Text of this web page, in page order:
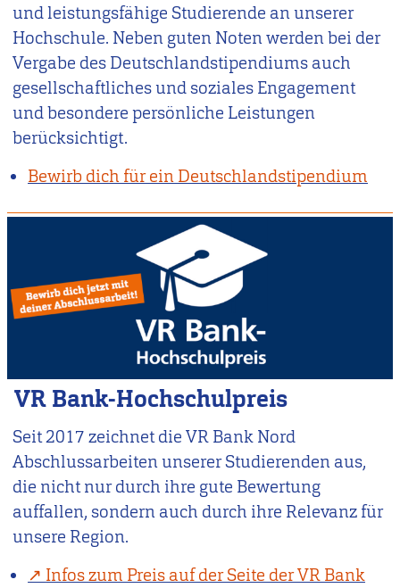
und leistungsfähige Studierende an unserer
Hochschule. Neben guten Noten werden bei der
Vergabe des Deutschlandstipendiums auch
gesellschaftliches und soziales Engagement
und besondere persönliche Leistungen
berücksichtigt.
Bewirb dich für ein Deutschlandstipendium
VR Bank-Hochschulpreis
Seit 2017 zeichnet die VR Bank Nord
Abschlussarbeiten unserer Studierenden aus,
die nicht nur durch ihre gute Bewertung
auffallen, sondern auch durch ihre Relevanz für
unsere Region.
Infos zum Preis auf der Seite der VR Bank